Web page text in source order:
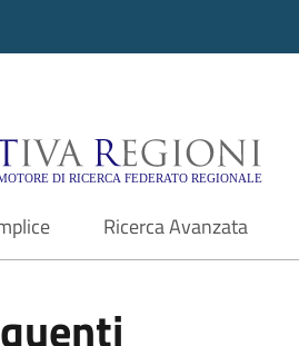
-
Ricerca Avanzata